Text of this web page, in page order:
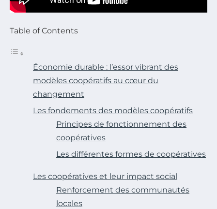
Table of Contents
Économie durable : l’essor vibrant des
modèles coopératifs au cœur du
changement
Les fondements des modèles coopératifs
Principes de fonctionnement des
coopératives
Les différentes formes de coopératives
Les coopératives et leur impact social
Renforcement des communautés
locales